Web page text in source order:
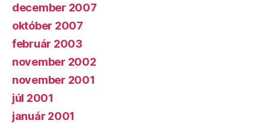
december 2007
október 2007
február 2003
november 2002
november 2001
júl 2001
január 2001